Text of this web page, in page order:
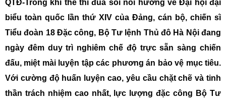
QTĐ-Trong khí thế thi đua sôi nổi hướng về Đại hội đại
biểu toàn quốc lần thứ XIV của Đảng, cán bộ, chiến sĩ
Tiểu đoàn 18 Đặc công, Bộ Tư lệnh Thủ đô Hà Nội đang
ngày đêm duy trì nghiêm chế độ trực sẵn sàng chiến
đấu, miệt mài luyện tập các phương án bảo vệ mục tiêu.
Với cường độ huấn luyện cao, yêu cầu chặt chẽ và tinh
thần trách nhiệm cao nhất, lực lượng đặc công Bộ Tư